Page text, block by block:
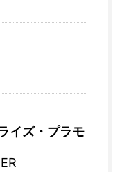
イズ・プラモ